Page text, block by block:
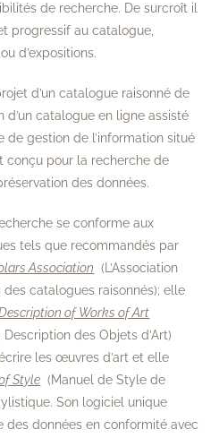
de recherche. De surcroît il
progressif au catalogue,
d’expositions.
d’un catalogue raisonné de
d’un catalogue en ligne assisté
de gestion de l’information situé
conçu pour la recherche de
des données.
se conforme aux
tels que recommandés par
Association (L’Association
catalogues raisonnés); elle
of Works of Art
des Objets d’Art)
les œuvres d’art et elle
Style (Manuel de Style de
Son logiciel unique
données en conformité avec